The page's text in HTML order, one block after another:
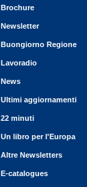
Brochure
Newsletter
Buongiorno Regione
Lavoradio
News
Ultimi aggiornamenti
22 minuti
Un libro per l'Europa
Altre Newsletters
E-catalogues